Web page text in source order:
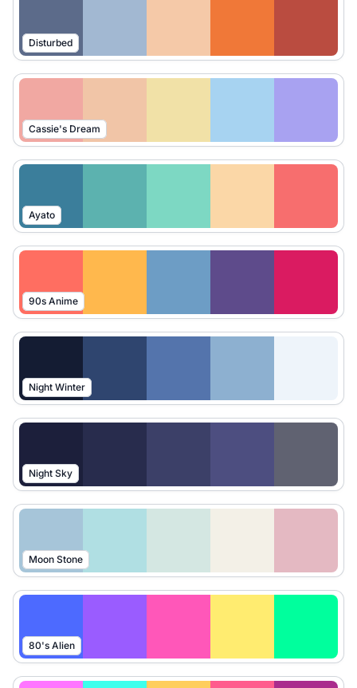
Disturbed
Cassie's Dream
Ayato
90s Anime
Night Winter
Night Sky
Moon Stone
80's Alien